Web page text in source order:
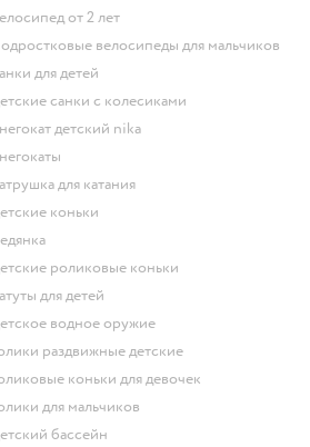
Велосипед от 2 лет
Подростковые велосипеды для мальчиков
Санки для детей
Детские санки с колесиками
Снегокат детский nika
Снегокаты
Ватрушка для катания
Детские коньки
Ледянка
Детские роликовые коньки
Батуты для детей
Детское водное оружие
раздвижные детские
коньки для девочек
для мальчиков
Детский бассейн